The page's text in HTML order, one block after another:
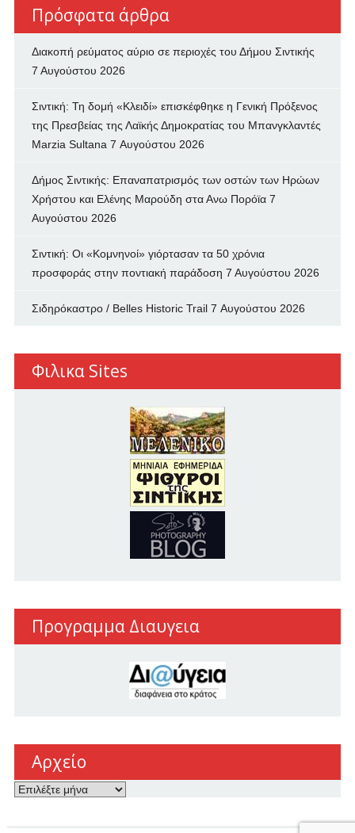
Πρόσφατα άρθρα
Διακοπή ρεύματος αύριο σε περιοχές του Δήμου Σιντικής
7 Αυγούστου 2026
Σιντική: Τη δομή «Κλειδί» επισκέφθηκε η Γενική Πρόξενος
της Πρεσβείας της Λαϊκής Δημοκρατίας του Μπανγκλαντές
Marzia Sultana 7 Αυγούστου 2026
Δήμος Σιντικής: Επαναπατρισμός των oστών των Ηρώων
Χρήστου και Ελένης Μαρούδη στα Ανω Πορόϊα 7
Αυγούστου 2026
Σιντική: Οι «Κομνηνοί» γιόρτασαν τα 50 χρόνια
προσφοράς στην ποντιακή παράδοση 7 Αυγούστου 2026
Σιδηρόκαστρο / Belles Historic Trail 7 Αυγούστου 2026
Φιλικα Sites
Προγραμμα Διαυγεια
Αρχείο
Αρχείο